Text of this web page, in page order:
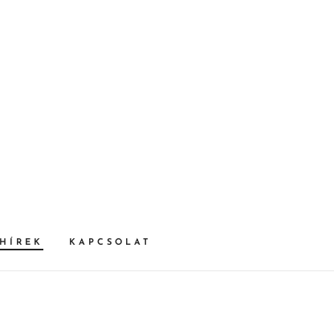
HÍREK KAPCSOLAT